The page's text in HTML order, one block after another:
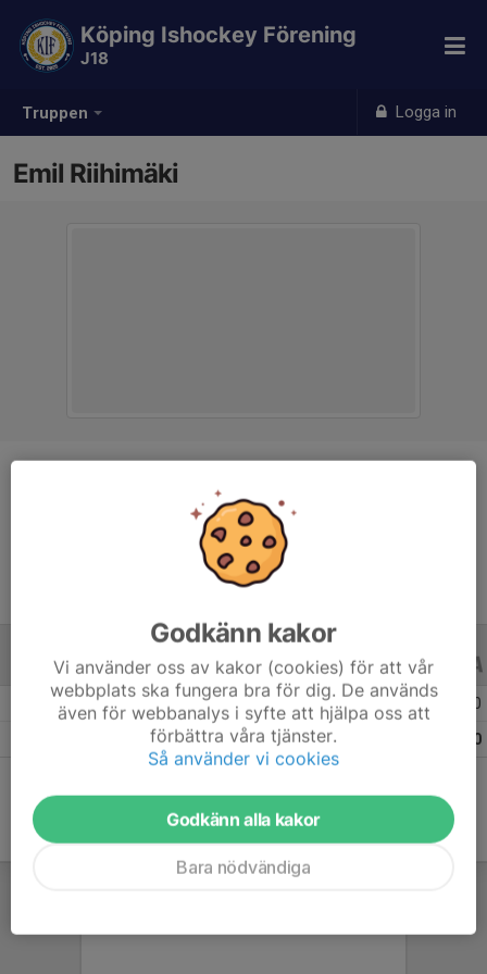
Truppen Logga in
Köping Ishockey Förening
J18
Emil Riihimäki
16 år
ALLA SERIER ALLA ÅR
Säsongen 24/25 0
0
Godkänn kakor
Vi använder oss av kakor (cookies) för att vår
webbplats ska fungera bra för dig. De används
även för webbanalys i syfte att hjälpa oss att
förbättra våra tjänster.
Så använder vi cookies
Godkänn alla kakor
Bara nödvändiga